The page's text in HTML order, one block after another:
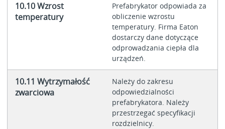
10.10 Wzrost
temperatury
Prefabrykator odpowiada za
obliczenie wzrostu
temperatury. Firma Eaton
dostarczy dane dotyczące
odprowadzania ciepła dla
urządzeń.
10.11 Wytrzymałość
zwarciowa
Należy do zakresu
odpowiedzialności
prefabrykatora. Należy
przestrzegać specyfikacji
rozdzielnicy.